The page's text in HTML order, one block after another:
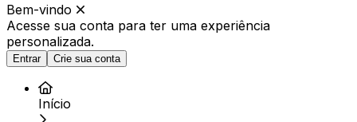
Bem-vindo
Acesse sua conta para ter uma experiência
personalizada.
Entrar Crie sua conta
Início